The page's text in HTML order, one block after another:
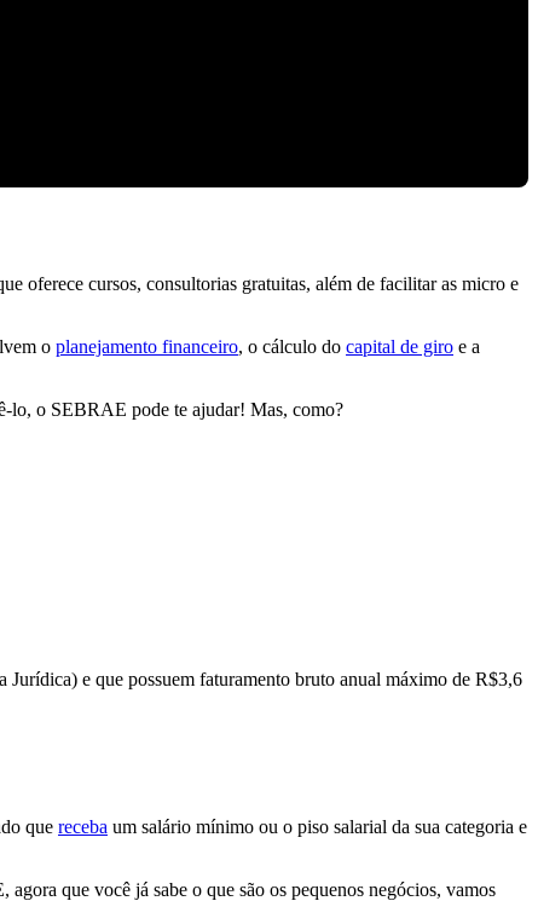
oferece cursos, consultorias gratuitas, além de facilitar as micro e
o planejamento financeiro, o cálculo do capital de giro e a
lo, o SEBRAE pode te ajudar! Mas, como?
Jurídica) e que possuem faturamento bruto anual máximo de R$3,6
que receba um salário mínimo ou o piso salarial da sua categoria e
agora que você já sabe o que são os pequenos negócios, vamos